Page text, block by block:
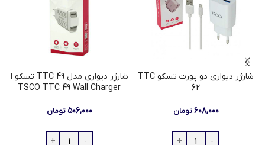
شارژر دیواری دو پورت تسکو TTC
62
۶۰۸,۰۰۰ تومان
شارژر دیواری مدل TTC 49 تسکو ا
TSCO TTC 49 Wall Charger
۵۰۶,۰۰۰ تومان